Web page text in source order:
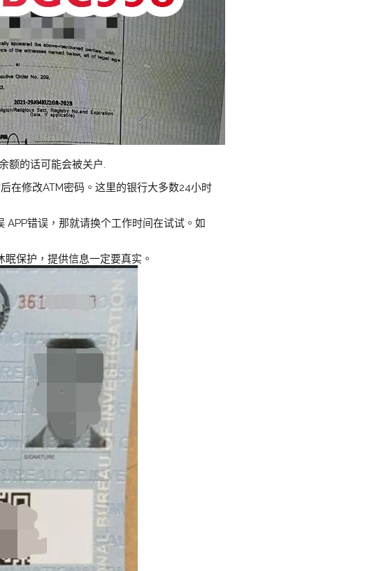
额的话可能会被关户.
在修改ATM密码。这里的银行大多数24小时
错误，那就请换个工作时间在试试。如
保护，提供信息一定要真实。